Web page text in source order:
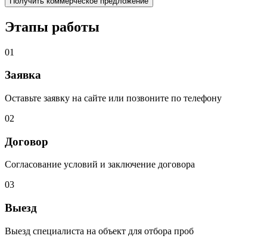
Этапы работы
01
Заявка
Оставьте заявку на сайте или позвоните по телефону
02
Договор
Согласование условий и заключение договора
03
Выезд
Выезд специалиста на объект для отбора проб